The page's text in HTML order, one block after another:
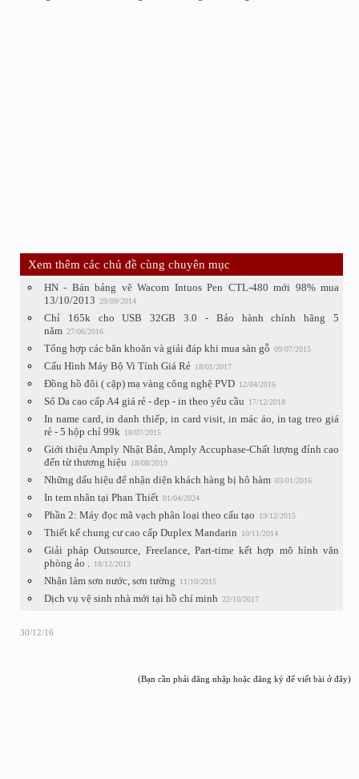
Xem thêm các chủ đề cùng chuyên mục
HN - Bán bảng vẽ Wacom Intuos Pen CTL-480 mới 98% mua
13/10/2013 29/09/2014
Chỉ 165k cho USB 32GB 3.0 - Bảo hành chính hãng 5
năm 27/06/2016
Tổng hợp các băn khoăn và giải đáp khi mua sàn gỗ 09/07/2015
Cấu Hình Máy Bộ Vi Tính Giá Rẻ 18/01/2017
Đồng hồ đôi ( cặp) mạ vàng công nghệ PVD 12/04/2016
Sổ Da cao cấp A4 giá rẻ - đẹp - in theo yêu cầu 17/12/2018
In name card, in danh thiếp, in card visit, in mác áo, in tag treo giá
rẻ - 5 hộp chỉ 99k
18/07/2015
Giới thiệu Amply Nhật Bản, Amply Accuphase-Chất lượng đỉnh cao
đến từ thương hiệu
18/08/2019
Những dấu hiệu để nhận diện khách hàng bị hô hàm 03/01/2016
In tem nhãn tại Phan Thiết 01/04/2024
Phần 2: Máy đọc mã vạch phân loại theo cấu tạo 19/12/2015
Thiết kế chung cư cao cấp Duplex Mandarin 10/11/2014
Giải pháp Outsource, Freelance, Part-time kết hợp mô hình văn
phòng ảo .
18/12/2013
Nhận làm sơn nước, sơn tường 11/10/2015
Dịch vụ vệ sinh nhà mới tại hồ chí minh 22/10/2017
30/12/16
(Bạn cần phải đăng nhập hoặc đăng ký để viết bài ở đây)